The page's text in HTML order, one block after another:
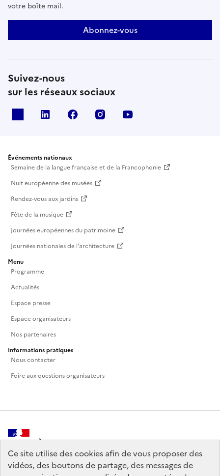
Ce site utilise des cookies afin de vous proposer des
vidéos, des boutons de partage, des messages de
votre boîte mail.
Abonnez-vous
Suivez-nous
sur les réseaux sociaux
Linkedin Facebook Instagram
Événements nationaux
Semaine de la langue française et de la Francophonie
Nuit européenne des musées
Rendez-vous aux jardins
Fête de la musique
Journées européennes du patrimoine
Journées nationales de l'architecture
Menu
Programme
Actualités
Espace presse
Espace organisateurs
Nos partenaires
Informations pratiques
Nous contacter
Foire aux questions organisateurs
MINISTÈRE
DE LA CULTURE